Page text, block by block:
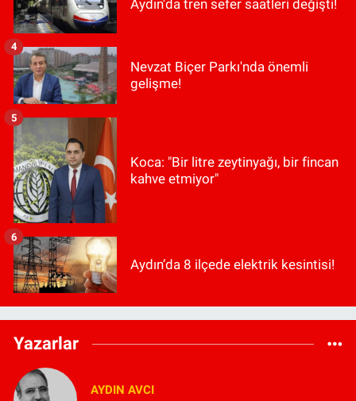
Aydın'da tren sefer saatleri değişti!
Nevzat Biçer Parkı'nda önemli
gelişme!
4
Koca: "Bir litre zeytinyağı, bir fincan
kahve etmiyor"
5
Aydın’da 8 ilçede elektrik kesintisi!
6
Yazarlar
AYDIN AVCI